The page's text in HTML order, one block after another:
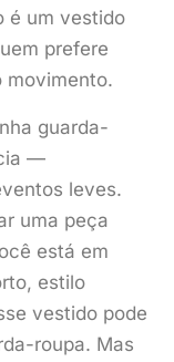
é um vestido
prefere
movimento.
guarda-
—
leves.
uma peça
está em
estilo
vestido pode
roupa. Mas